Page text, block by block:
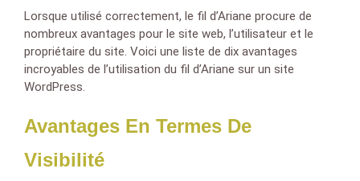
Lorsque utilisé correctement, le fil d’Ariane procure de
nombreux avantages pour le site web, l’utilisateur et le
propriétaire du site. Voici une liste de dix avantages
incroyables de l’utilisation du fil d’Ariane sur un site
WordPress.
Avantages En Termes De
Visibilité